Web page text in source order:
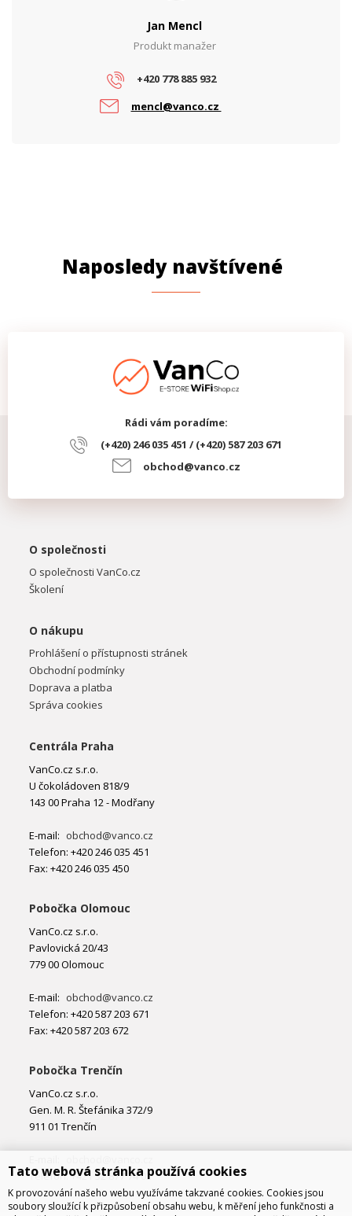
Jan Mencl
Produkt manažer
+420 778 885 932
mencl@vanco.cz
Naposledy navštívené
Rádi vám poradíme:
(+420) 246 035 451 / (+420) 587 203 671
obchod@vanco.cz
O společnosti
O společnosti VanCo.cz
Školení
O nákupu
Prohlášení o přístupnosti stránek
Obchodní podmínky
Doprava a platba
Správa cookies
Centrála Praha
VanCo.cz s.r.o.
U čokoládoven 818/9
143 00 Praha 12 - Modřany
E-mail: obchod@vanco.cz
Telefon: +420 246 035 451
Fax: +420 246 035 450
Pobočka Olomouc
VanCo.cz s.r.o.
Pavlovická 20/43
779 00 Olomouc
E-mail: obchod@vanco.cz
Telefon: +420 587 203 671
Fax: +420 587 203 672
Pobočka Trenčín
VanCo.cz s.r.o.
Gen. M. R. Štefánika 372/9
911 01 Trenčín
Telefon: +421 32 877 74 02
Tato webová stránka používá cookies
K provozování našeho webu využíváme takzvané cookies. Cookies jsou
soubory sloužící k přizpůsobení obsahu webu, k měření jeho funkčnosti a